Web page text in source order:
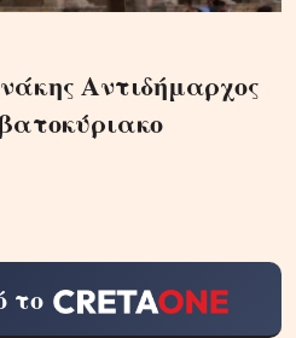
Αντιδήμαρχος
το